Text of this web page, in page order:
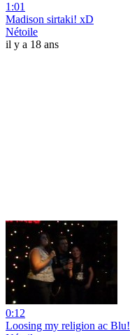
1:01
Madison sirtaki! xD
Nétoile
il y a 18 ans
0:12
Loosing my religion ac Blu!